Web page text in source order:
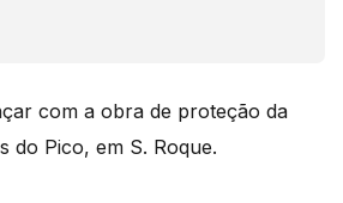
com a obra de proteção da
do Pico, em S. Roque.